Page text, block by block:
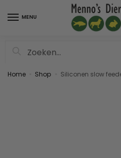
MENU
Home Shop Siliconen slow